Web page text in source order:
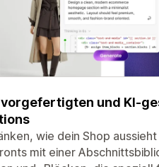
und KI-
wie dein Shop
mit einer